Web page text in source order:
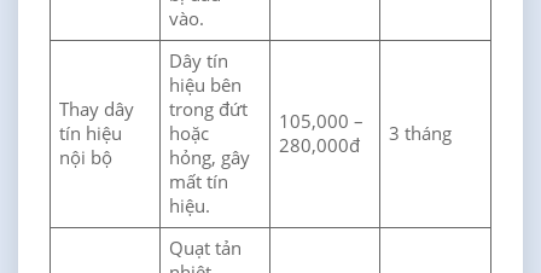
vào.
Thay dây
tín hiệu
nội bộ
Dây tín
hiệu bên
trong đứt
hoặc
hỏng, gây
mất tín
hiệu.
105,000 –
280,000đ
3 tháng
Quạt tản